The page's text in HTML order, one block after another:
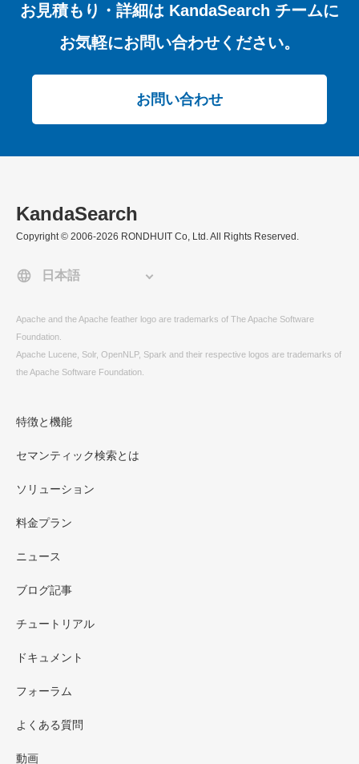
お見積もり・詳細は KandaSearch チームに
お気軽にお問い合わせください。
お問い合わせ
KandaSearch
Copyright © 2006-2026 RONDHUIT Co, Ltd. All Rights Reserved.
Apache and the Apache feather logo are trademarks of The Apache Software
Foundation.
Apache Lucene, Solr, OpenNLP, Spark and their respective logos are trademarks of
the Apache Software Foundation.
特徴と機能
セマンティック検索とは
ソリューション
料金プラン
ニュース
ブログ記事
チュートリアル
ドキュメント
フォーラム
よくある質問
動画